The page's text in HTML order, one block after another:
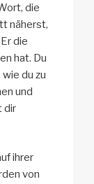
die
näherst,
die
hat. Du
du zu
und
dir
ihrer
von